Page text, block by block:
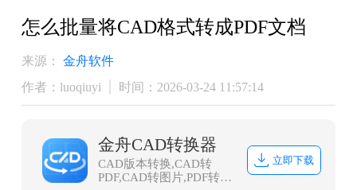
怎么批量将CAD格式转成PDF文档
来源：
金舟软件
作者：luoqiuyi
时间：2026-03-24 11:57:14
金舟CAD转换器
CAD版本转换,CAD转
PDF,CAD转图片,PDF转
立即下载